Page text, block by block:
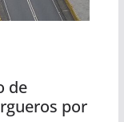
de
por